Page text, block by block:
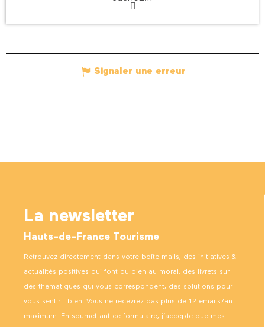
Signaler une erreur
La newsletter
Hauts-de-France Tourisme
Retrouvez directement dans votre boîte mails, des initiatives &
actualités positives qui font du bien au moral, des livrets sur
des thématiques qui vous correspondent, des solutions pour
vous sentir… bien. Vous ne recevrez pas plus de 12 emails/an
maximum. En soumettant ce formulaire, j’accepte que mes